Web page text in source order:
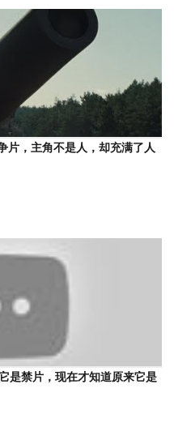
片，主角不是人，却充满了人
是禁片，现在才知道原来它是